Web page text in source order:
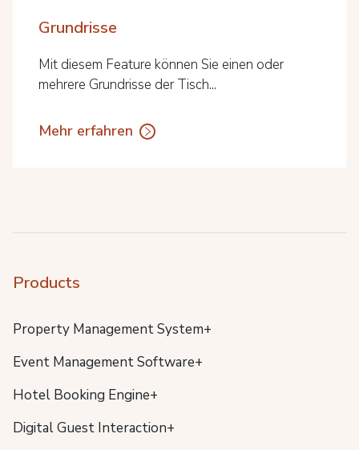
Grundrisse
Mit diesem Feature können Sie einen oder
mehrere Grundrisse der Tisch...
Mehr erfahren
Products
Property Management System+
Event Management Software+
Hotel Booking Engine+
Digital Guest Interaction+